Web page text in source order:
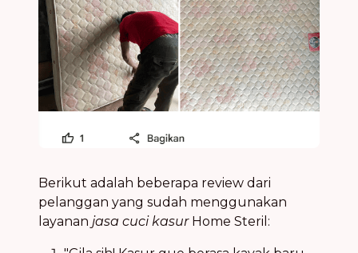
Berikut adalah beberapa review dari
pelanggan yang sudah menggunakan
layanan jasa cuci kasurHome Steril: